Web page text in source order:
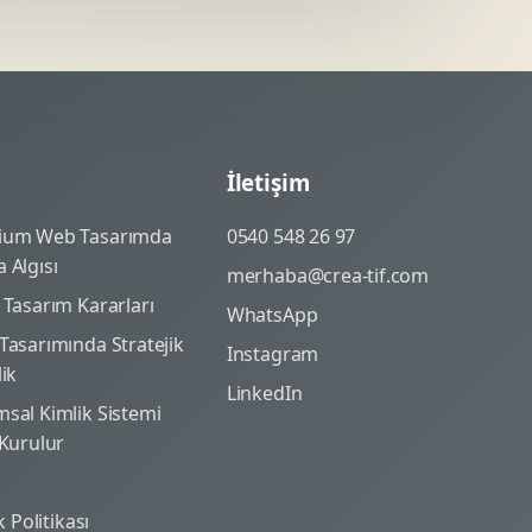
Web Tasarımda
Kararları
Stratejik
Kimlik Sistemi
Politikası
İletişim
0540 548 26 97
merhaba@crea-tif.com
WhatsApp
Instagram
LinkedIn